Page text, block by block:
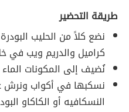
طريقة التحضير
نضع كلاً من الحليب
كراميل والدريم ويب في
نُضيف إلى المكونات
نسكبها في أكواب ونرش
النسكافيه أو الكاكاو